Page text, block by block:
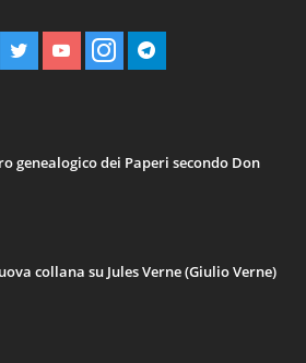
genealogico dei Paperi secondo Don
collana su Jules Verne (Giulio Verne)